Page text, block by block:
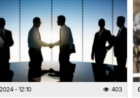
- 12:10 403